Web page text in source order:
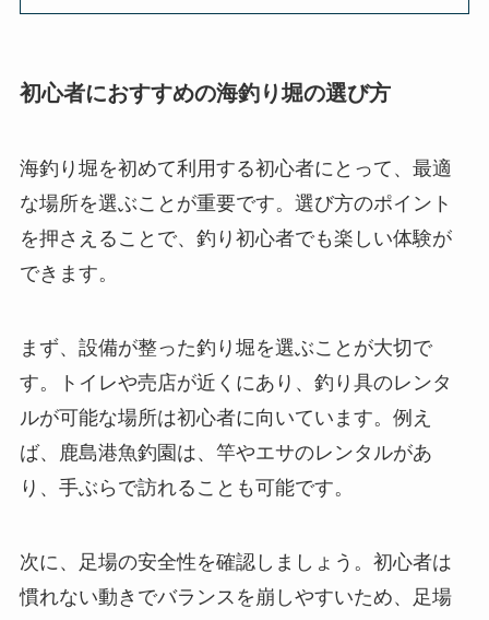
初心者におすすめの海釣り堀の選び方
海釣り堀を初めて利用する初心者にとって、最適
な場所を選ぶことが重要です。選び方のポイント
を押さえることで、釣り初心者でも楽しい体験が
できます。
まず、設備が整った釣り堀を選ぶことが大切で
す。トイレや売店が近くにあり、釣り具のレンタ
ルが可能な場所は初心者に向いています。例え
ば、鹿島港魚釣園は、竿やエサのレンタルがあ
り、手ぶらで訪れることも可能です。
次に、足場の安全性を確認しましょう。初心者は
慣れない動きでバランスを崩しやすいため、足場